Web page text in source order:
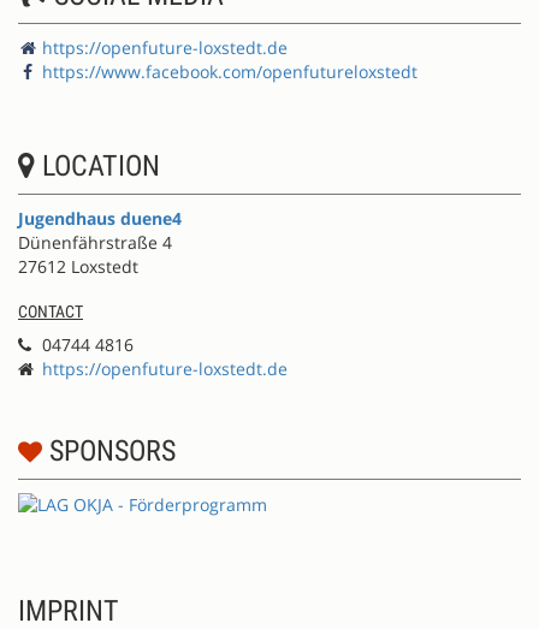
https://openfuture-loxstedt.de
https://www.facebook.com/openfutureloxstedt
LOCATION
Jugendhaus duene4
Dünenfährstraße 4
27612 Loxstedt
CONTACT
04744 4816
https://openfuture-loxstedt.de
SPONSORS
IMPRINT